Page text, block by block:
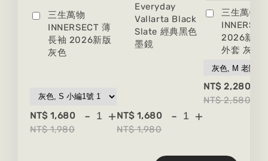
三生萬物
INNERSECT 薄
長袖 2026新版
灰色
NT$ 1,680
NT$ 1,980
- +
Everyday
Vallarta Black
Slate 經典黑色
墨鏡
NT$ 1,680
NT$ 1,980
- +
三生萬物
2026新版
外套 灰色
NT$ 2,280
NT$ 2,580